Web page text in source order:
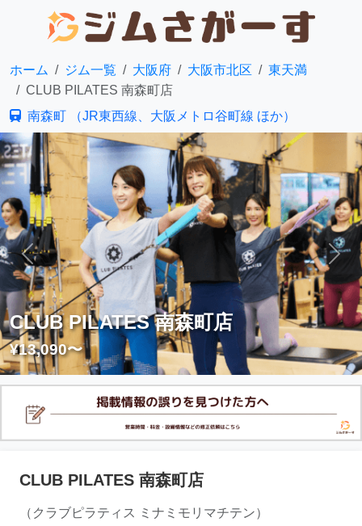
ホーム ジム一覧 大阪府 大阪市北区
東天満
CLUB PILATES 南森町店
南森町 （JR東西線、大阪メトロ谷町線 ほか）
CLUB PILATES 南森町店
¥13,090〜
前へ 次へ
CLUB PILATES 南森町店
（クラブピラティス ミナミモリマチテン）